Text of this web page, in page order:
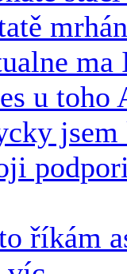
u
říkám